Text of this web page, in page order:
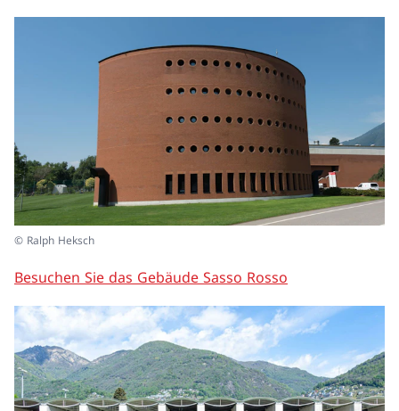
© Ralph Heksch
Besuchen Sie das Gebäude Sasso Rosso